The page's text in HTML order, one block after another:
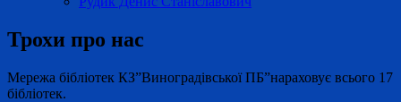
Трохи про нас
Мережа бібліотек КЗ”Виноградівської ПБ”нараховує всього 17
бібліотек.